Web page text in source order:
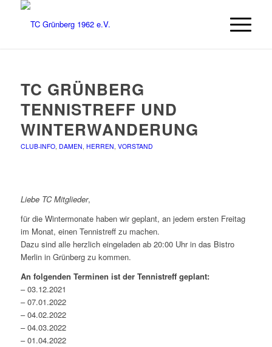
TC GRÜNBERG
TENNISTREFF UND
WINTERWANDERUNG
CLUB-INFO, DAMEN, HERREN, VORSTAND
Liebe TC Mitglieder,
für die Wintermonate haben wir geplant, an jedem ersten Freitag
im Monat, einen Tennistreff zu machen.
Dazu sind alle herzlich eingeladen ab 20:00 Uhr in das Bistro
Merlin in Grünberg zu kommen.
An folgenden Terminen ist der Tennistreff geplant:
– 03.12.2021
– 07.01.2022
– 04.02.2022
– 04.03.2022
– 01.04.2022